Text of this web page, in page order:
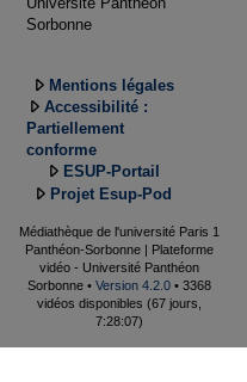
Sorbonne
Mentions légales
Accessibilité :
Partiellement
conforme
ESUP-Portail
Projet Esup-Pod
Médiathèque de l'université Paris 1
Panthéon-Sorbonne | Plateforme
vidéo - Université Panthéon
Sorbonne • Version 4.2.0 • 3368
vidéos disponibles (67 jours,
7:28:07)